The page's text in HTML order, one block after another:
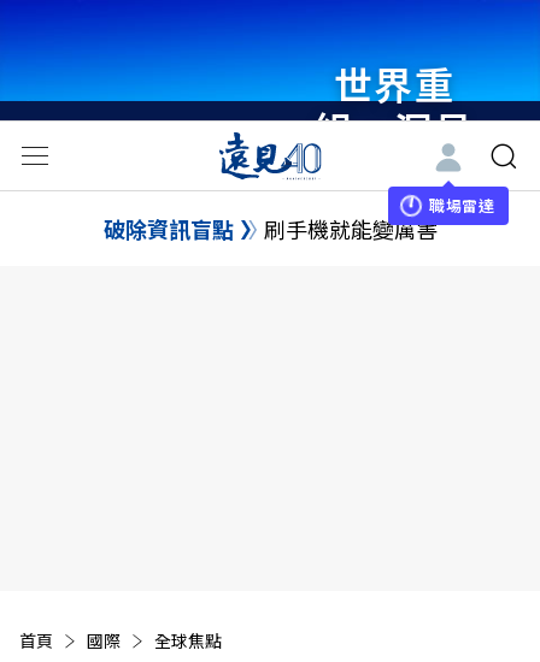
世界重
組・洞見
未來 與
世界領袖
職場雷達
破除資訊盲點 刷手機就能變厲害
首頁 國際 全球焦點